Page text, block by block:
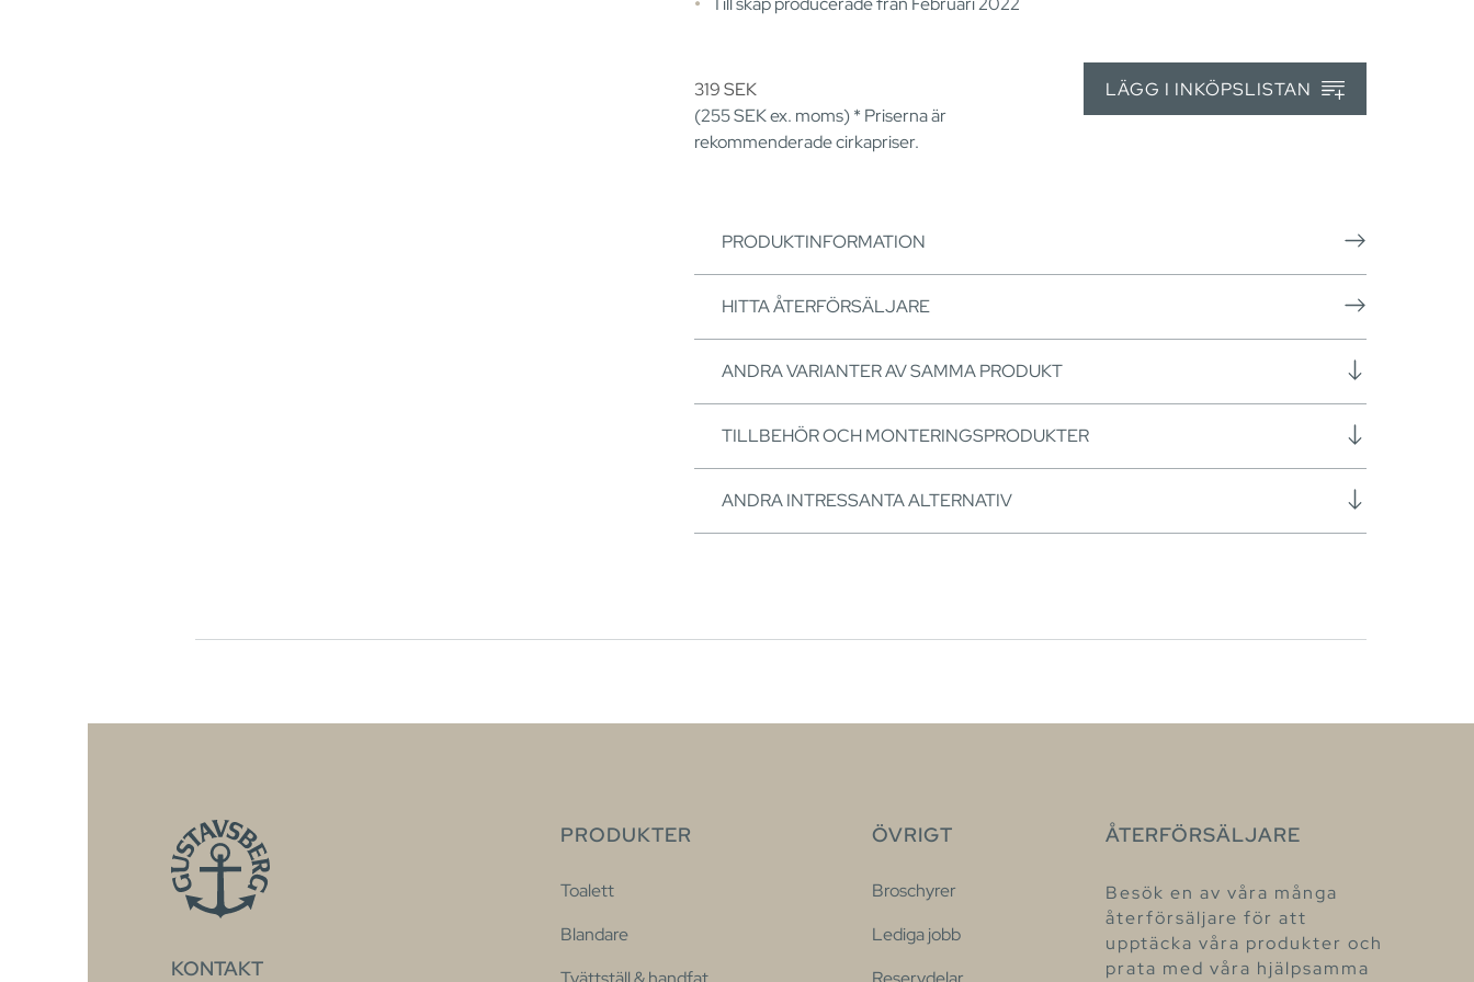
319SEK
(255SEKex. moms) * Priserna är
rekommenderade cirkapriser.
LÄGG I INKÖPSLISTAN
PRODUKTINFORMATION
HITTA ÅTERFÖRSÄLJARE
ANDRA VARIANTER AV SAMMA PRODUKT
TILLBEHÖR OCH MONTERINGSPRODUKTER
ANDRA INTRESSANTA ALTERNATIV
KONTAKT
PRODUKTER
Toalett
Blandare
ÖVRIGT
Broschyrer
Lediga jobb
ÅTERFÖRSÄLJARE
Besök en av våra många
återförsäljare för att
upptäcka våra produkter och
prata med våra hjälpsamma